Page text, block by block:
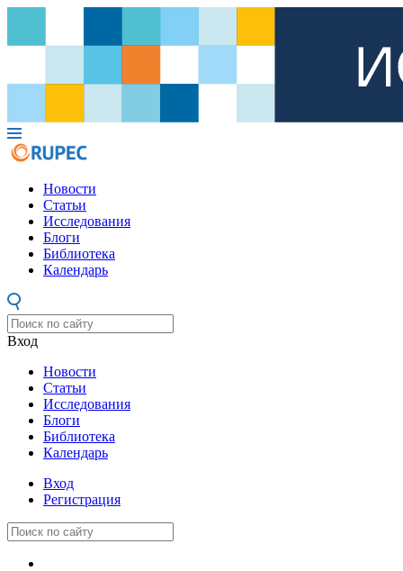
Новости
Статьи
Исследования
Блоги
Библиотека
Календарь
Вход
Новости
Статьи
Исследования
Блоги
Библиотека
Календарь
Вход
Регистрация